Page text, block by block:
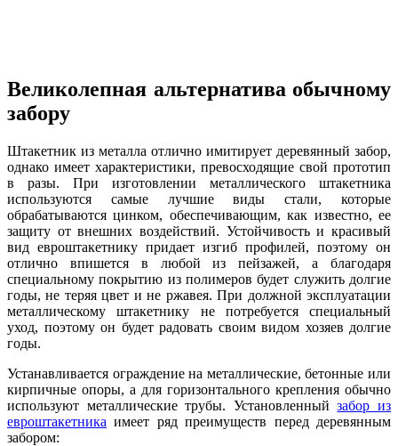
Великолепная альтернатива обычному
забору
Штакетник из металла отлично имитирует деревянный забор,
однако имеет характеристики, превосходящие свой прототип
в разы. При изготовлении металлического штакетника
используются самые лучшие виды стали, которые
обрабатываются цинком, обеспечивающим, как известно, ее
защиту от внешних воздействий. Устойчивость и красивый
вид евроштакетнику придает изгиб профилей, поэтому он
отлично впишется в любой из пейзажей, а благодаря
специальному покрытию из полимеров будет служить долгие
годы, не теряя цвет и не ржавея. При должной эксплуатации
металлическому штакетнику не потребуется специальный
уход, поэтому он будет радовать своим видом хозяев долгие
годы.
Устанавливается ограждение на металлические, бетонные или
кирпичные опоры, а для горизонтального крепления обычно
используют металлические трубы. Установленныйзабор из
евроштакетника имеет ряд преимуществ перед деревянным
забором: